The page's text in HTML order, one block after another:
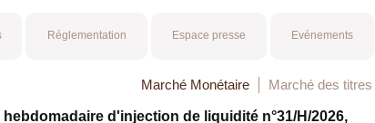
Réglementation Espace presse Evénements
Marché Monétaire Marché des titres
d'injection de liquidité n°31/H/2026,